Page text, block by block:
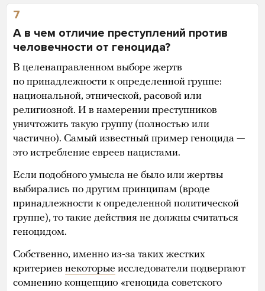
7
А в чем отличие преступлений против
человечности от геноцида?
В целенаправленном выборе жертв
по принадлежности к определенной группе:
национальной, этнической, расовой или
религиозной. И в намерении преступников
уничтожить такую группу (полностью или
частично). Самый известный пример геноцида —
это истребление евреев нацистами.
Если подобного умысла не было или жертвы
выбирались по другим принципам (вроде
принадлежности к определенной политической
группе), то такие действия не должны считаться
геноцидом.
Собственно, именно из-за таких жестких
критериев некоторые исследователи подвергают
сомнению концепцию «геноцида советского